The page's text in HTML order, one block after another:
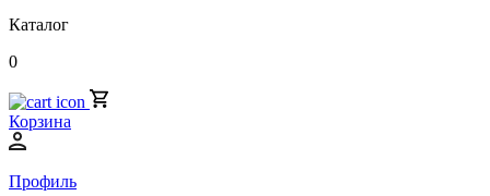
Каталог
0
Корзина
Профиль